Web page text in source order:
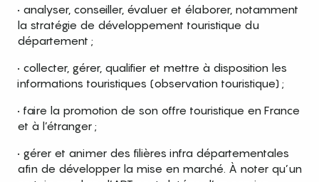
• analyser, conseiller, évaluer et élaborer, notamment
la stratégie de développement touristique du
département ;
• collecter, gérer, qualifier et mettre à disposition les
informations touristiques (observation touristique) ;
• faire la promotion de son offre touristique en France
et à l’étranger ;
• gérer et animer des filières infra départementales
afin de développer la mise en marché. À noter qu’un